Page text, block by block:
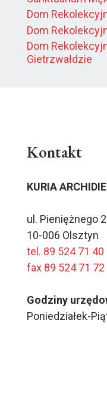
Dom
Dom
Dom
Gietrzwałdzie
Kontakt
KURIA
ul. Pieniężnego
10-006 Olsztyn
tel. 89 524 71 40
fax 89 524 71 72
Godziny
Poniedziałek-